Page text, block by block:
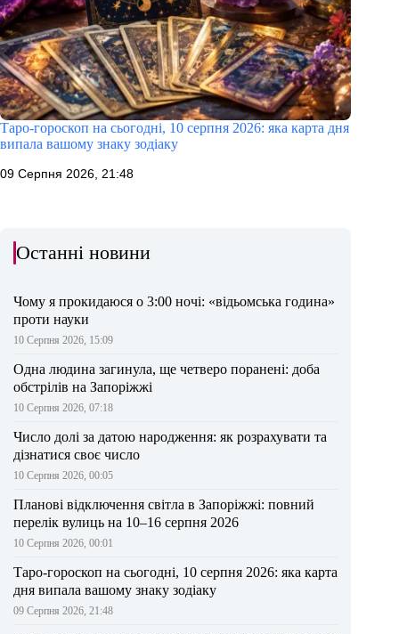
Таро-гороскоп на сьогодні, 10 серпня 2026: яка карта дня
випала вашому знаку зодіаку
09 Серпня 2026, 21:48
Останні новини
Чому я прокидаюся о 3:00 ночі: «відьомська година»
проти науки
10 Серпня 2026, 15:09
Одна людина загинула, ще четверо поранені: доба
обстрілів на Запоріжжі
10 Серпня 2026, 07:18
Число долі за датою народження: як розрахувати та
дізнатися своє число
10 Серпня 2026, 00:05
Планові відключення світла в Запоріжжі: повний
перелік вулиць на 10–16 серпня 2026
10 Серпня 2026, 00:01
Таро-гороскоп на сьогодні, 10 серпня 2026: яка карта
дня випала вашому знаку зодіаку
09 Серпня 2026, 21:48